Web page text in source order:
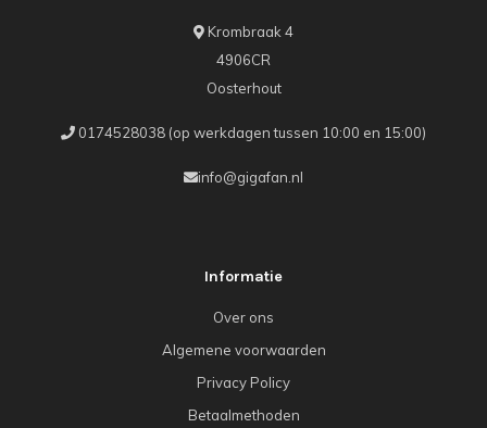
Krombraak 4
4906CR
Oosterhout
0174528038 (op werkdagen tussen 10:00 en 15:00)
info@gigafan.nl
Informatie
Over ons
Algemene voorwaarden
Privacy Policy
Betaalmethoden